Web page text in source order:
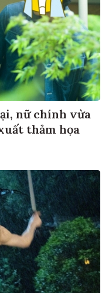
nữ chính vừa
thảm họa